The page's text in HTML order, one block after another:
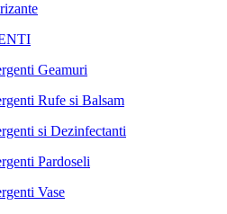
Geamuri
Rufe si Balsam
si Dezinfectanti
Pardoseli
Vase